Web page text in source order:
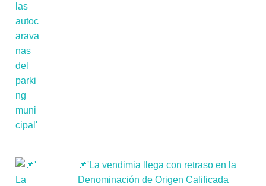
📌'La vendimia llega con retraso en la
Denominación de Origen Calificada